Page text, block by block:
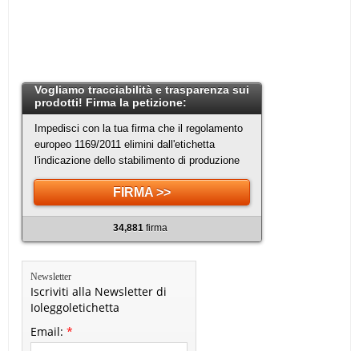
Vogliamo tracciabilità e trasparenza sui
prodotti! Firma la petizione:
Impedisci con la tua firma che il regolamento
europeo 1169/2011 elimini dall'etichetta
l'indicazione dello stabilimento di produzione
FIRMA >>
34,881firma
Newsletter
Iscriviti alla Newsletter di
Ioleggoletichetta
Email:*